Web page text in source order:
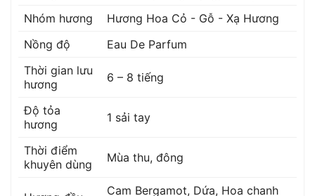
Nhóm hương
Hương Hoa Cỏ - Gỗ - Xạ Hương
Nồng độ
Eau De Parfum
Thời gian lưu
hương
6 – 8 tiếng
Độ tỏa
hương
1 sải tay
Thời điểm
khuyên dùng
Mùa thu, đông
Cam Bergamot, Dứa, Hoa chanh